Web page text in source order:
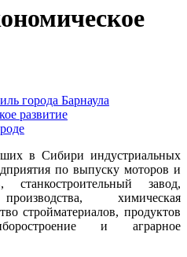
города Барнаула
развитие
в Сибири индустриальных
по выпуску моторов и
станкостроительный завод,
химическая
стройматериалов, продуктов
и аграрное